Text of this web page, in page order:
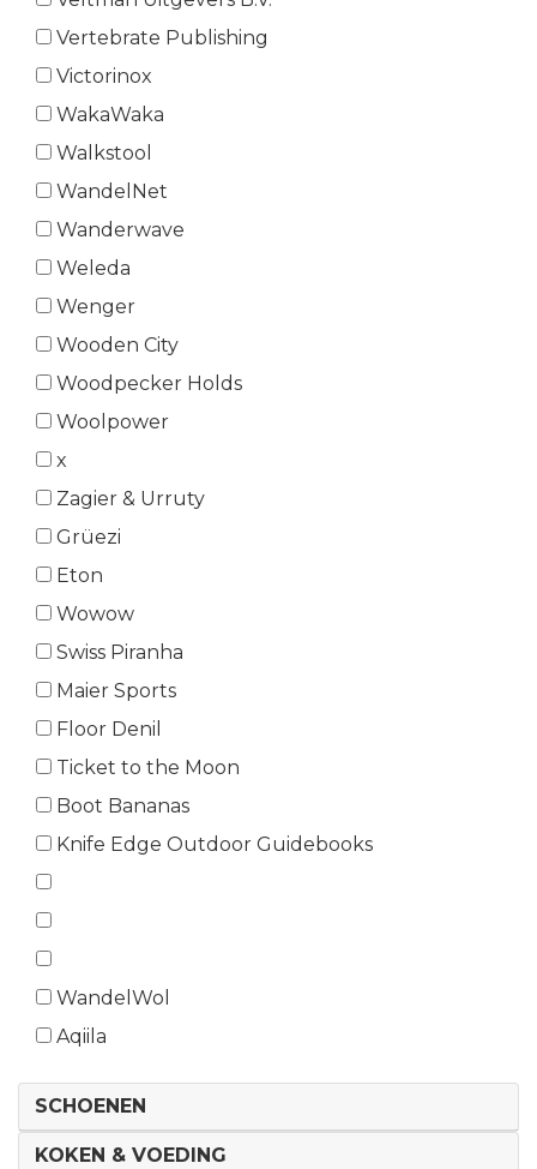
Vertebrate Publishing
Victorinox
WakaWaka
Walkstool
WandelNet
Wanderwave
Weleda
Wenger
Wooden City
Woodpecker Holds
Woolpower
x
Zagier & Urruty
Grüezi
Eton
Wowow
Swiss Piranha
Maier Sports
Floor Denil
Ticket to the Moon
Boot Bananas
Knife Edge Outdoor Guidebooks
WandelWol
Aqiila
SCHOENEN
KOKEN & VOEDING